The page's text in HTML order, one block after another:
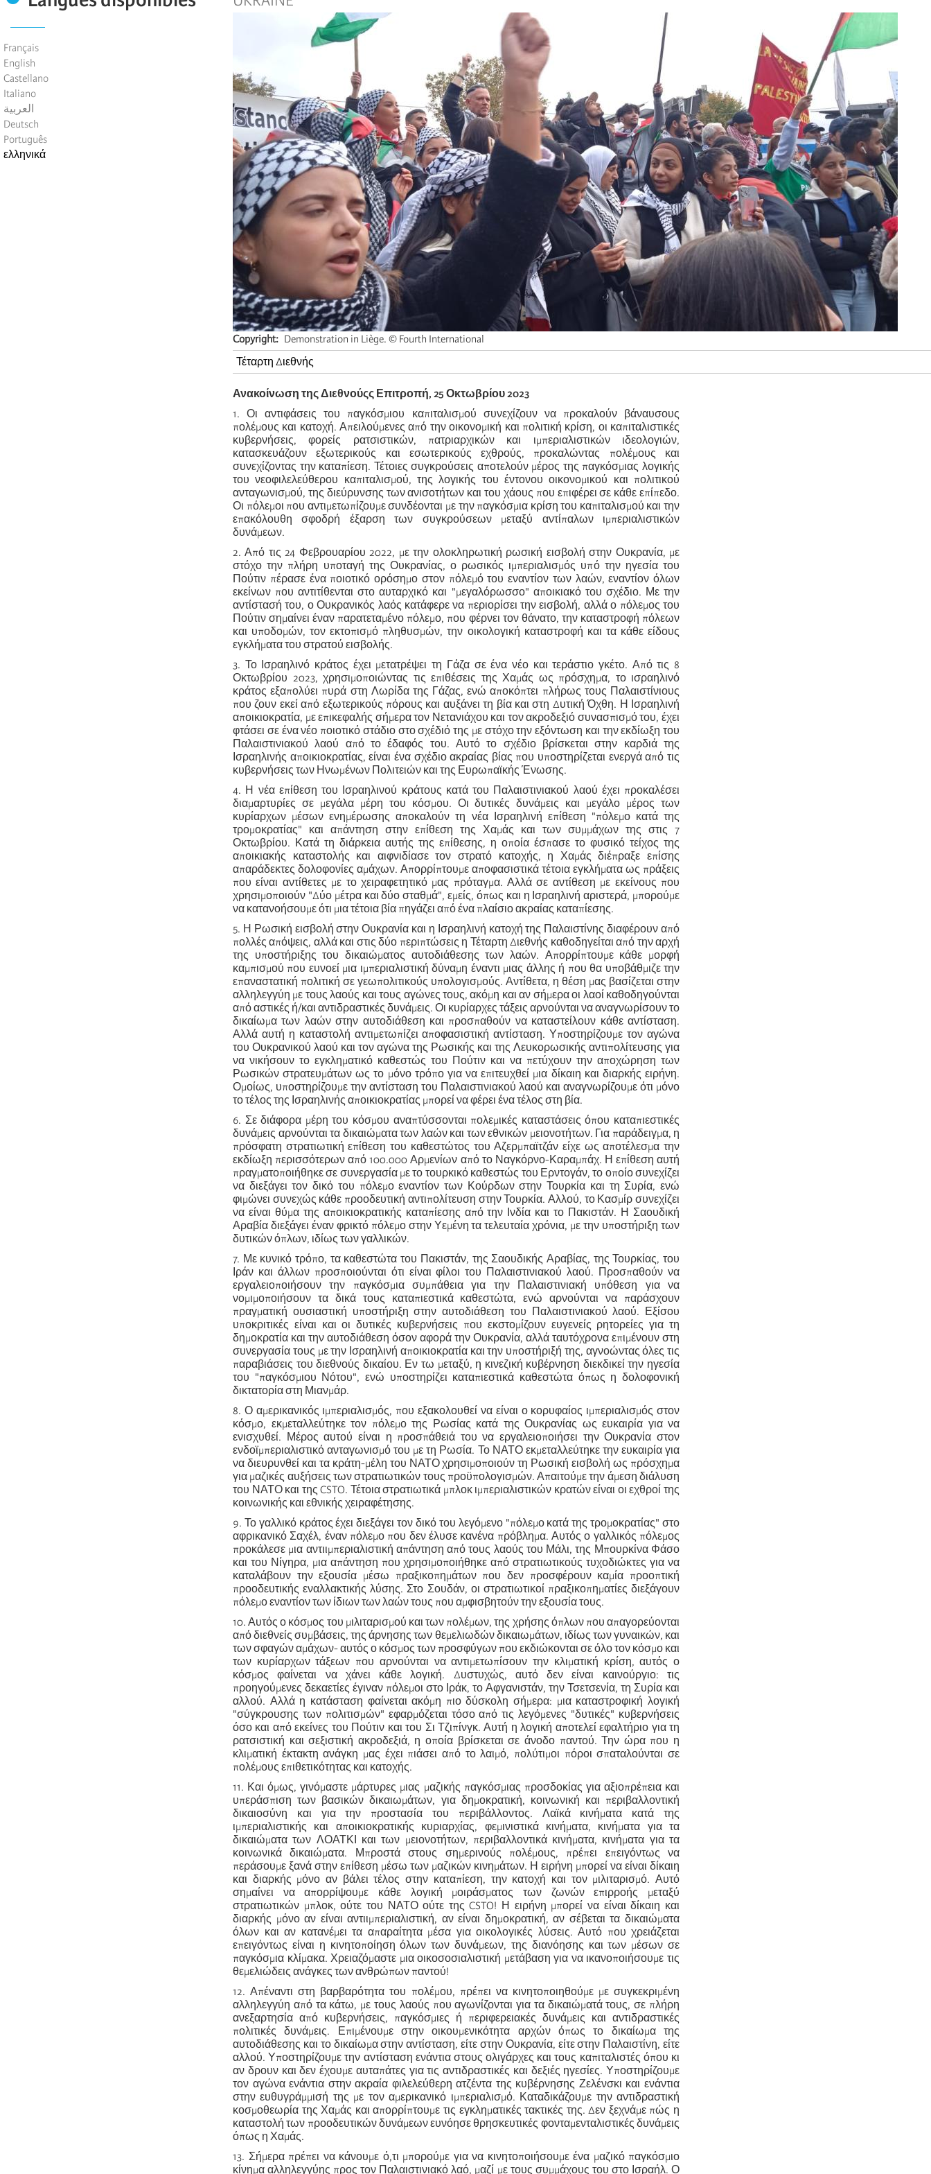
Français
English
Castellano
Italiano
العربية
Deutsch
Português
ελληνικά
Copyright
Demonstration in Liège. © Fourth International
Τέταρτη Διεθνής
Ανακοίνωση της Διεθνούςς Επιτροπή, 25 Οκτωβρίου 2023
1. Οι αντιφάσεις του παγκόσμιου καπιταλισμού συνεχίζουν να προκαλούν βάναυσους
πολέμους και κατοχή. Απειλούμενες από την οικονομική και πολιτική κρίση, οι καπιταλιστικές
κυβερνήσεις, φορείς ρατσιστικών, πατριαρχικών και ιμπεριαλιστικών ιδεολογιών,
κατασκευάζουν εξωτερικούς και εσωτερικούς εχθρούς, προκαλώντας πολέμους και
συνεχίζοντας την καταπίεση. Τέτοιες συγκρούσεις αποτελούν μέρος της παγκόσμιας λογικής
του νεοφιλελεύθερου καπιταλισμού, της λογικής του έντονου οικονομικού και πολιτικού
ανταγωνισμού, της διεύρυνσης των ανισοτήτων και του χάους που επιφέρει σε κάθε επίπεδο.
Οι πόλεμοι που αντιμετωπίζουμε συνδέονται με την παγκόσμια κρίση του καπιταλισμού και την
επακόλουθη σφοδρή έξαρση των συγκρούσεων μεταξύ αντίπαλων ιμπεριαλιστικών
δυνάμεων.
2. Από τις 24 Φεβρουαρίου 2022, με την ολοκληρωτική ρωσική εισβολή στην Ουκρανία, με
στόχο την πλήρη υποταγή της Ουκρανίας, ο ρωσικός ιμπεριαλισμός υπό την ηγεσία του
Πούτιν πέρασε ένα ποιοτικό ορόσημο στον πόλεμό του εναντίον των λαών, εναντίον όλων
εκείνων που αντιτίθενται στο αυταρχικό και "μεγαλόρωσσο" αποικιακό του σχέδιο. Με την
αντίστασή του, ο Ουκρανικός λαός κατάφερε να περιορίσει την εισβολή, αλλά ο πόλεμος του
Πούτιν σημαίνει έναν παρατεταμένο πόλεμο, που φέρνει τον θάνατο, την καταστροφή πόλεων
και υποδομών, τον εκτοπισμό πληθυσμών, την οικολογική καταστροφή και τα κάθε είδους
εγκλήματα του στρατού εισβολής.
3. Το Ισραηλινό κράτος έχει μετατρέψει τη Γάζα σε ένα νέο και τεράστιο γκέτο. Από τις 8
Οκτωβρίου 2023, χρησιμοποιώντας τις επιθέσεις της Χαμάς ως πρόσχημα, το ισραηλινό
κράτος εξαπολύει πυρά στη Λωρίδα της Γάζας, ενώ αποκόπτει πλήρως τους Παλαιστίνιους
που ζουν εκεί από εξωτερικούς πόρους και αυξάνει τη βία και στη Δυτική Όχθη. Η Ισραηλινή
αποικιοκρατία, με επικεφαλής σήμερα τον Νετανιάχου και τον ακροδεξιό συνασπισμό του, έχει
φτάσει σε ένα νέο ποιοτικό στάδιο στο σχέδιό της με στόχο την εξόντωση και την εκδίωξη του
Παλαιστινιακού λαού από το έδαφός του. Αυτό το σχέδιο βρίσκεται στην καρδιά της
Ισραηλινής αποικιοκρατίας, είναι ένα σχέδιο ακραίας βίας που υποστηρίζεται ενεργά από τις
κυβερνήσεις των Ηνωμένων Πολιτειών και της Ευρωπαϊκής Ένωσης.
4. Η νέα επίθεση του Ισραηλινού κράτους κατά του Παλαιστινιακού λαού έχει προκαλέσει
διαμαρτυρίες σε μεγάλα μέρη του κόσμου. Οι δυτικές δυνάμεις και μεγάλο μέρος των
κυρίαρχων μέσων ενημέρωσης αποκαλούν τη νέα Ισραηλινή επίθεση "πόλεμο κατά της
τρομοκρατίας" και απάντηση στην επίθεση της Χαμάς και των συμμάχων της στις 7
Οκτωβρίου. Κατά τη διάρκεια αυτής της επίθεσης, η οποία έσπασε το φυσικό τείχος της
αποικιακής καταστολής και αιφνιδίασε τον στρατό κατοχής, η Χαμάς διέπραξε επίσης
απαράδεκτες δολοφονίες αμάχων. Απορρίπτουμε αποφασιστικά τέτοια εγκλήματα ως πράξεις
που είναι αντίθετες με το χειραφετητικό μας πρόταγμα. Αλλά σε αντίθεση με εκείνους που
χρησιμοποιούν "Δύο μέτρα και δύο σταθμά", εμείς, όπως και η Ισραηλινή αριστερά, μπορούμε
να κατανοήσουμε ότι μια τέτοια βία πηγάζει από ένα πλαίσιο ακραίας καταπίεσης.
5. Η Ρωσική εισβολή στην Ουκρανία και η Ισραηλινή κατοχή της Παλαιστίνης διαφέρουν από
πολλές απόψεις, αλλά και στις δύο περιπτώσεις η Τέταρτη Διεθνής καθοδηγείται από την αρχή
της υποστήριξης του δικαιώματος αυτοδιάθεσης των λαών. Απορρίπτουμε κάθε μορφή
καμπισμού που ευνοεί μια ιμπεριαλιστική δύναμη έναντι μιας άλλης ή που θα υποβάθμιζε την
επαναστατική πολιτική σε γεωπολιτικούς υπολογισμούς. Αντίθετα, η θέση μας βασίζεται στην
αλληλεγγύη με τους λαούς και τους αγώνες τους, ακόμη και αν σήμερα οι λαοί καθοδηγούνται
από αστικές ή/και αντιδραστικές δυνάμεις. Οι κυρίαρχες τάξεις αρνούνται να αναγνωρίσουν το
δικαίωμα των λαών στην αυτοδιάθεση και προσπαθούν να καταστείλουν κάθε αντίσταση.
Αλλά αυτή η καταστολή αντιμετωπίζει αποφασιστική αντίσταση. Υποστηρίζουμε τον αγώνα
του Ουκρανικού λαού και τον αγώνα της Ρωσικής και της Λευκορωσικής αντιπολίτευσης για
να νικήσουν το εγκληματικό καθεστώς του Πούτιν και να πετύχουν την αποχώρηση των
Ρωσικών στρατευμάτων ως το μόνο τρόπο για να επιτευχθεί μια δίκαιη και διαρκής ειρήνη.
Ομοίως, υποστηρίζουμε την αντίσταση του Παλαιστινιακού λαού και αναγνωρίζουμε ότι μόνο
το τέλος της Ισραηλινής αποικιοκρατίας μπορεί να φέρει ένα τέλος στη βία.
6. Σε διάφορα μέρη του κόσμου αναπτύσσονται πολεμικές καταστάσεις όπου καταπιεστικές
δυνάμεις αρνούνται τα δικαιώματα των λαών και των εθνικών μειονοτήτων. Για παράδειγμα, η
πρόσφατη στρατιωτική επίθεση του καθεστώτος του Αζερμπαϊτζάν είχε ως αποτέλεσμα την
εκδίωξη περισσότερων από 100.000 Αρμενίων από το Ναγκόρνο-Καραμπάχ. Η επίθεση αυτή
πραγματοποιήθηκε σε συνεργασία με το τουρκικό καθεστώς του Ερντογάν, το οποίο συνεχίζει
να διεξάγει τον δικό του πόλεμο εναντίον των Κούρδων στην Τουρκία και τη Συρία, ενώ
φιμώνει συνεχώς κάθε προοδευτική αντιπολίτευση στην Τουρκία. Αλλού, το Κασμίρ συνεχίζει
να είναι θύμα της αποικιοκρατικής καταπίεσης από την Ινδία και το Πακιστάν. Η Σαουδική
Αραβία διεξάγει έναν φρικτό πόλεμο στην Υεμένη τα τελευταία χρόνια, με την υποστήριξη των
δυτικών όπλων, ιδίως των γαλλικών.
7. Με κυνικό τρόπο, τα καθεστώτα του Πακιστάν, της Σαουδικής Αραβίας, της Τουρκίας, του
Ιράν και άλλων προσποιούνται ότι είναι φίλοι του Παλαιστινιακού λαού. Προσπαθούν να
εργαλειοποιήσουν την παγκόσμια συμπάθεια για την Παλαιστινιακή υπόθεση για να
νομιμοποιήσουν τα δικά τους καταπιεστικά καθεστώτα, ενώ αρνούνται να παράσχουν
πραγματική ουσιαστική υποστήριξη στην αυτοδιάθεση του Παλαιστινιακού λαού. Εξίσου
υποκριτικές είναι και οι δυτικές κυβερνήσεις που εκστομίζουν ευγενείς ρητορείες για τη
δημοκρατία και την αυτοδιάθεση όσον αφορά την Ουκρανία, αλλά ταυτόχρονα επιμένουν στη
συνεργασία τους με την Ισραηλινή αποικιοκρατία και την υποστήριξή της, αγνοώντας όλες τις
παραβιάσεις του διεθνούς δικαίου. Εν τω μεταξύ, η κινεζική κυβέρνηση διεκδικεί την ηγεσία
του "παγκόσμιου Νότου", ενώ υποστηρίζει καταπιεστικά καθεστώτα όπως η δολοφονική
δικτατορία στη Μιανμάρ.
8. Ο αμερικανικός ιμπεριαλισμός, που εξακολουθεί να είναι ο κορυφαίος ιμπεριαλισμός στον
κόσμο, εκμεταλλεύτηκε τον πόλεμο της Ρωσίας κατά της Ουκρανίας ως ευκαιρία για να
ενισχυθεί. Μέρος αυτού είναι η προσπάθειά του να εργαλειοποιήσει την Ουκρανία στον
ενδοϊμπεριαλιστικό ανταγωνισμό του με τη Ρωσία. Το ΝΑΤΟ εκμεταλλεύτηκε την ευκαιρία για
να διευρυνθεί και τα κράτη-μέλη του ΝΑΤΟ χρησιμοποιούν τη Ρωσική εισβολή ως πρόσχημα
για μαζικές αυξήσεις των στρατιωτικών τους προϋπολογισμών. Απαιτούμε την άμεση διάλυση
του ΝΑΤΟ και της CSTO. Τέτοια στρατιωτικά μπλοκ ιμπεριαλιστικών κρατών είναι οι εχθροί της
κοινωνικής και εθνικής χειραφέτησης.
9. Το γαλλικό κράτος έχει διεξάγει τον δικό του λεγόμενο "πόλεμο κατά της τρομοκρατίας" στο
αφρικανικό Σαχέλ, έναν πόλεμο που δεν έλυσε κανένα πρόβλημα. Αυτός ο γαλλικός πόλεμος
προκάλεσε μια αντιιμπεριαλιστική απάντηση από τους λαούς του Μάλι, της Μπουρκίνα Φάσο
και του Νίγηρα, μια απάντηση που χρησιμοποιήθηκε από στρατιωτικούς τυχοδιώκτες για να
καταλάβουν την εξουσία μέσω πραξικοπημάτων που δεν προσφέρουν καμία προοπτική
προοδευτικής εναλλακτικής λύσης. Στο Σουδάν, οι στρατιωτικοί πραξικοπηματίες διεξάγουν
πόλεμο εναντίον των ίδιων των λαών τους που αμφισβητούν την εξουσία τους.
10. Αυτός ο κόσμος του μιλιταρισμού και των πολέμων, της χρήσης όπλων που απαγορεύονται
από διεθνείς συμβάσεις, της άρνησης των θεμελιωδών δικαιωμάτων, ιδίως των γυναικών, και
των σφαγών αμάχων- αυτός ο κόσμος των προσφύγων που εκδιώκονται σε όλο τον κόσμο και
των κυρίαρχων τάξεων που αρνούνται να αντιμετωπίσουν την κλιματική κρίση, αυτός ο
κόσμος φαίνεται να χάνει κάθε λογική. Δυστυχώς, αυτό δεν είναι καινούργιο: τις
προηγούμενες δεκαετίες έγιναν πόλεμοι στο Ιράκ, το Αφγανιστάν, την Τσετσενία, τη Συρία και
αλλού. Αλλά η κατάσταση φαίνεται ακόμη πιο δύσκολη σήμερα: μια καταστροφική λογική
"σύγκρουσης των πολιτισμών" εφαρμόζεται τόσο από τις λεγόμενες "δυτικές" κυβερνήσεις
όσο και από εκείνες του Πούτιν και του Σι Τζιπίνγκ. Αυτή η λογική αποτελεί εφαλτήριο για τη
ρατσιστική και σεξιστική ακροδεξιά, η οποία βρίσκεται σε άνοδο παντού. Την ώρα που η
κλιματική έκτακτη ανάγκη μας έχει πιάσει από το λαιμό, πολύτιμοι πόροι σπαταλούνται σε
πολέμους επιθετικότητας και κατοχής.
11. Και όμως, γινόμαστε μάρτυρες μιας μαζικής παγκόσμιας προσδοκίας για αξιοπρέπεια και
υπεράσπιση των βασικών δικαιωμάτων, για δημοκρατική, κοινωνική και περιβαλλοντική
δικαιοσύνη και για την προστασία του περιβάλλοντος. Λαϊκά κινήματα κατά της
ιμπεριαλιστικής και αποικιοκρατικής κυριαρχίας, φεμινιστικά κινήματα, κινήματα για τα
δικαιώματα των ΛΟΑΤΚΙ και των μειονοτήτων, περιβαλλοντικά κινήματα, κινήματα για τα
κοινωνικά δικαιώματα. Μπροστά στους σημερινούς πολέμους, πρέπει επειγόντως να
περάσουμε ξανά στην επίθεση μέσω των μαζικών κινημάτων. Η ειρήνη μπορεί να είναι δίκαιη
και διαρκής μόνο αν βάλει τέλος στην καταπίεση, την κατοχή και τον μιλιταρισμό. Αυτό
σημαίνει να απορρίψουμε κάθε λογική μοιράσματος των ζωνών επιρροής μεταξύ
στρατιωτικών μπλοκ, ούτε του ΝΑΤΟ ούτε της CSTO! Η ειρήνη μπορεί να είναι δίκαιη και
διαρκής μόνο αν είναι αντιιμπεριαλιστική, αν είναι δημοκρατική, αν σέβεται τα δικαιώματα
όλων και αν κατανέμει τα απαραίτητα μέσα για οικολογικές λύσεις. Αυτό που χρειάζεται
επειγόντως είναι η κινητοποίηση όλων των δυνάμεων, της διανόησης και των μέσων σε
παγκόσμια κλίμακα. Χρειαζόμαστε μια οικοσοσιαλιστική μετάβαση για να ικανοποιήσουμε τις
θεμελιώδεις ανάγκες των ανθρώπων παντού!
12. Απέναντι στη βαρβαρότητα του πολέμου, πρέπει να κινητοποιηθούμε με συγκεκριμένη
αλληλεγγύη από τα κάτω, με τους λαούς που αγωνίζονται για τα δικαιώματά τους, σε πλήρη
ανεξαρτησία από κυβερνήσεις, παγκόσμιες ή περιφερειακές δυνάμεις και αντιδραστικές
πολιτικές δυνάμεις. Επιμένουμε στην οικουμενικότητα αρχών όπως το δικαίωμα της
αυτοδιάθεσης και το δικαίωμα στην αντίσταση, είτε στην Ουκρανία, είτε στην Παλαιστίνη, είτε
αλλού. Υποστηρίζουμε την αντίσταση ενάντια στους ολιγάρχες και τους καπιταλιστές όπου κι
αν δρουν και δεν έχουμε αυταπάτες για τις αντιδραστικές και δεξιές ηγεσίες. Υποστηρίζουμε
τον αγώνα ενάντια στην ακραία φιλελεύθερη ατζέντα της κυβέρνησης Ζελένσκι και ενάντια
στην ευθυγράμμισή της με τον αμερικανικό ιμπεριαλισμό. Καταδικάζουμε την αντιδραστική
κοσμοθεωρία της Χαμάς και απορρίπτουμε τις εγκληματικές τακτικές της. Δεν ξεχνάμε πώς η
καταστολή των προοδευτικών δυνάμεων ευνόησε θρησκευτικές φονταμενταλιστικές δυνάμεις
όπως η Χαμάς.
13. Σήμερα πρέπει να κάνουμε ό,τι μπορούμε για να κινητοποιήσουμε ένα μαζικό παγκόσμιο
κίνημα αλληλεγγύης προς τον Παλαιστινιακό λαό, μαζί με τους συμμάχους του στο Ισραήλ. Ο